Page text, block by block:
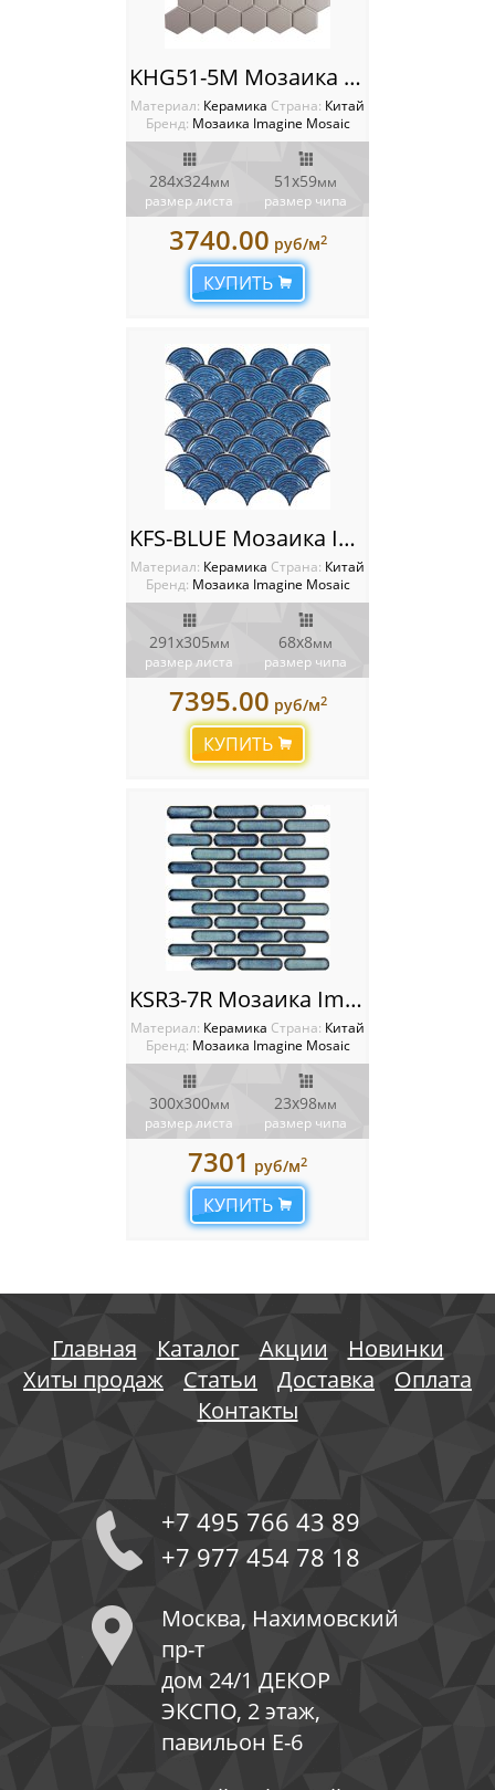
KHG51-5M Мозаика Imagine
Материал: Керамика Cтрана: Китай
Бренд: Мозаика Imagine Mosaic
284х324мм
размер листа
51х59мм
размер чипа
3740.00 руб/м2
КУПИТЬ
KFS-BLUE Мозаика Imagine
Материал: Керамика Cтрана: Китай
Бренд: Мозаика Imagine Mosaic
291х305мм
размер листа
68х8мм
размер чипа
7395.00 руб/м2
КУПИТЬ
KSR3-7R Мозаика Imagine
Материал: Керамика Cтрана: Китай
Бренд: Мозаика Imagine Mosaic
300x300мм
размер листа
23x98мм
размер чипа
7301 руб/м2
КУПИТЬ
Главная Каталог Акции
Новинки
Хиты продаж
Статьи Доставка
Оплата
Контакты
+7 495 766 43 89
+7 977 454 78 18
Москва, Нахимовский
пр-т
дом 24/1 ДЕКОР
ЭКСПО, 2 этаж,
павильон Е-6